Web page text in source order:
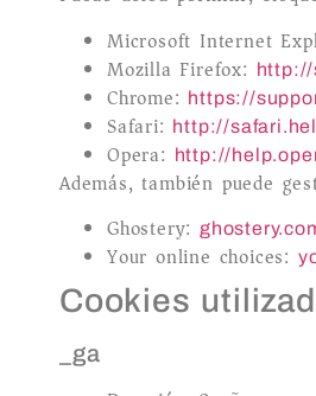
Microsoft Internet
Mozilla Firefox: http://
Chrome: https://
Safari: http://
Opera: http://
Además, también puede
Ghostery:
Your online choices:
Cookies
_ga